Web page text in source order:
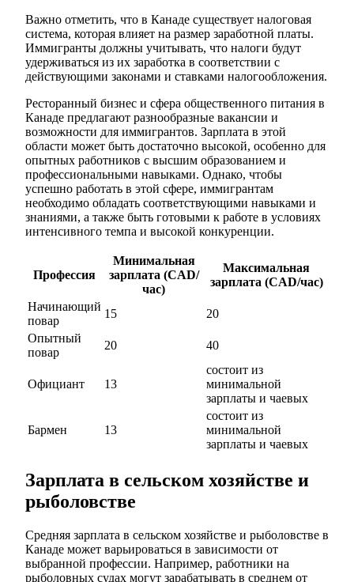
Важно отметить, что в Канаде существует налоговая
система, которая влияет на размер заработной платы.
Иммигранты должны учитывать, что налоги будут
удерживаться из их заработка в соответствии с
действующими законами и ставками налогообложения.
Ресторанный бизнес и сфера общественного питания в
Канаде предлагают разнообразные вакансии и
возможности для иммигрантов. Зарплата в этой
области может быть достаточно высокой, особенно для
опытных работников с высшим образованием и
профессиональными навыками. Однако, чтобы
успешно работать в этой сфере, иммигрантам
необходимо обладать соответствующими навыками и
знаниями, а также быть готовыми к работе в условиях
интенсивного темпа и высокой конкуренции.
Профессия
Минимальная
зарплата (CAD/
час)
Максимальная
зарплата (CAD/час)
Начинающий
повар
15
20
Опытный
повар
20 40
Официант 13
состоит из
минимальной
зарплаты и чаевых
Бармен 13
состоит из
минимальной
зарплаты и чаевых
Зарплата в сельском хозяйстве и
рыболовстве
Средняя зарплата в сельском хозяйстве и рыболовстве в
Канаде может варьироваться в зависимости от
выбранной профессии. Например, работники на
рыболовных судах могут зарабатывать в среднем от